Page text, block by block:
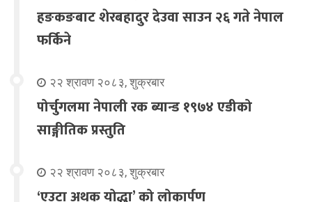
हङकङबाट शेरबहादुर देउवा साउन २६ गते नेपाल
फर्किने
२२ श्रावण २०८३, शुक्रबार
पोर्चुगलमा नेपाली रक ब्यान्ड १९७४ एडीको
साङ्गीतिक प्रस्तुति
२२ श्रावण २०८३, शुक्रबार
‘एउटा अथक योद्धा’ को लोकार्पण